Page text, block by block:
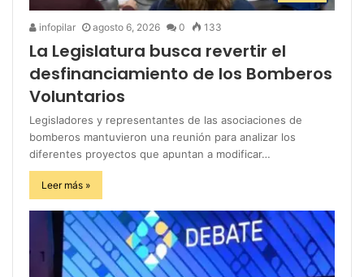
infopilar agosto 6, 2026 0 133
La Legislatura busca revertir el
desfinanciamiento de los Bomberos
Voluntarios
Legisladores y representantes de las asociaciones de
bomberos mantuvieron una reunión para analizar los
diferentes proyectos que apuntan a modificar…
Leer más »